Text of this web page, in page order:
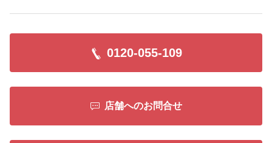
0120-055-109
店舗へのお問合せ